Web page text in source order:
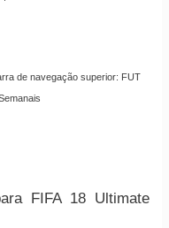
de navegação superior: FUT
FIFA 18 Ultimate